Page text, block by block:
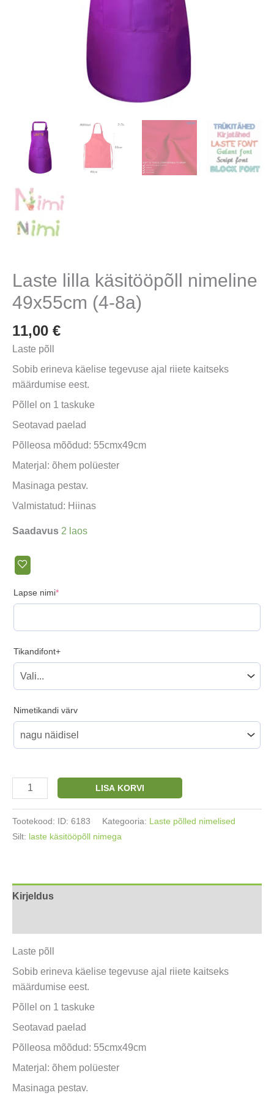
Laste lilla käsitööpõll nimeline
49x55cm (4-8a)
11,00 €
Laste põll
Sobib erineva käelise tegevuse ajal riiete kaitseks
määrdumise eest.
Põllel on 1 taskuke
Seotavad paelad
Põlleosa mõõdud: 55cmx49cm
Materjal: õhem polüester
Masinaga pestav.
Valmistatud: Hiinas
Saadavus 2 laos
Lapse nimi*(required)
Tikandifont+
Nimetikandi värv
Laste
lilla
kogus
LISA KORVI
Tootekood: ID: 6183 Kategooria: Laste põlled nimelised
Silt: laste käsitööpõll nimega
Kirjeldus
Laste põll
Sobib erineva käelise tegevuse ajal riiete kaitseks
määrdumise eest.
Põllel on 1 taskuke
Seotavad paelad
Põlleosa mõõdud: 55cmx49cm
Materjal: õhem polüester
Masinaga pestav.